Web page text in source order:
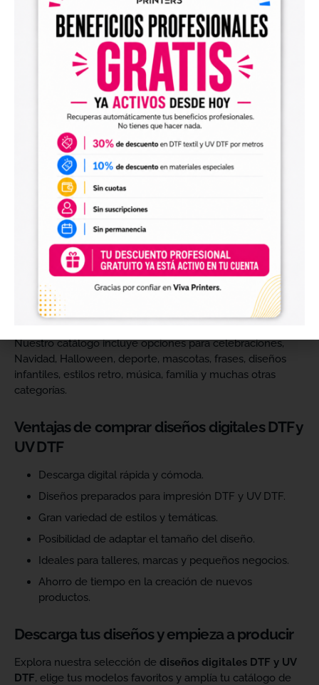
Diseños digitales para impresión UV DTF
También encontrarás diseños digitales para UV DTF
perfectos para personalizar vasos, botellas, termos, cajas,
envases, artículos promocionales y otras superficies rígidas
Estos diseños permiten incorporar nuevas opciones a tu
catálogo de personalización de objetos y preparar
producciones propias utilizando tu impresora UV DTF o tu
proveedor habitual de impresión.
Archivos digitales para negocios de
personalización
Comprar diseños digitales es una solución práctica para
profesionales que quieren ahorrar tiempo, renovar su
catálogo y ofrecer más variedad de productos a sus
clientes. Podrás escoger diseños de diferentes estilos,
temáticas, temporadas y públicos.
Nuestro catálogo incluye opciones para celebraciones,
Navidad, Halloween, deporte, mascotas, frases, diseños
infantiles, estilos retro, música, familia y muchas otras
categorías.
Ventajas de comprar diseños digitales DTF y
UV DTF
Descarga digital rápida y cómoda.
Diseños preparados para impresión DTF y UV DTF.
Gran variedad de estilos y temáticas.
Posibilidad de adaptar el tamaño del diseño.
Ideales para talleres, marcas y pequeños negocios.
Ahorro de tiempo en la creación de nuevos
productos.
Descarga tus diseños y empieza a producir
Explora nuestra selección de diseños digitales DTF y UV
DTF, elige tus modelos favoritos y amplía tu catálogo de